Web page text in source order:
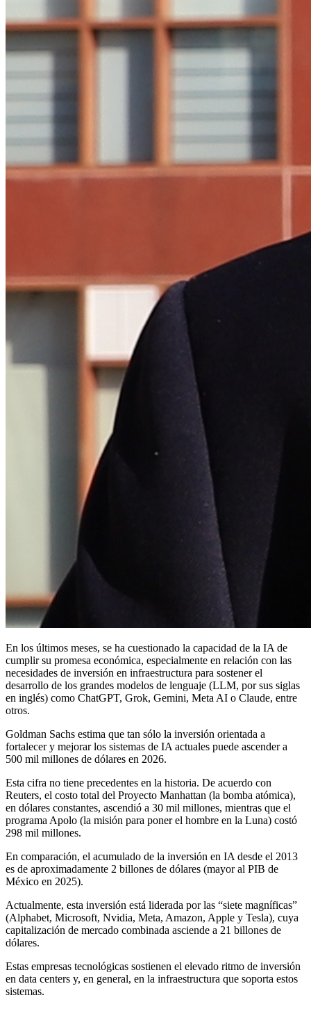
En los últimos meses, se ha cuestionado la capacidad de la IA de
cumplir su promesa económica, especialmente en relación con las
necesidades de inversión en infraestructura para sostener el
desarrollo de los grandes modelos de lenguaje (LLM, por sus siglas
en inglés) como ChatGPT, Grok, Gemini, Meta AI o Claude, entre
otros.
Goldman Sachs estima que tan sólo la inversión orientada a
fortalecer y mejorar los sistemas de IA actuales puede ascender a
500 mil millones de dólares en 2026.
Esta cifra no tiene precedentes en la historia. De acuerdo con
Reuters, el costo total del Proyecto Manhattan (la bomba atómica),
en dólares constantes, ascendió a 30 mil millones, mientras que el
programa Apolo (la misión para poner el hombre en la Luna) costó
298 mil millones.
En comparación, el acumulado de la inversión en IA desde el 2013
es de aproximadamente 2 billones de dólares (mayor al PIB de
México en 2025).
Actualmente, esta inversión está liderada por las “siete magníficas”
(Alphabet, Microsoft, Nvidia, Meta, Amazon, Apple y Tesla), cuya
capitalización de mercado combinada asciende a 21 billones de
dólares.
Estas empresas tecnológicas sostienen el elevado ritmo de inversión
en data centers y, en general, en la infraestructura que soporta estos
sistemas.